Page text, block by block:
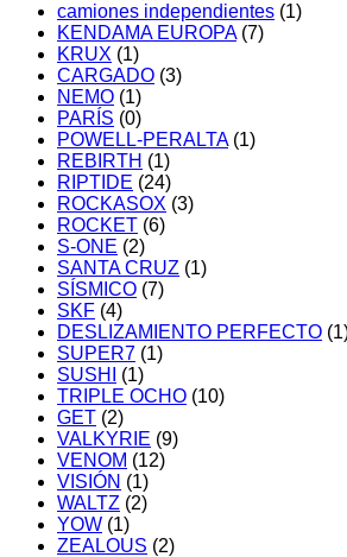
camiones independientes (1)
KENDAMA EUROPA (7)
KRUX (1)
CARGADO (3)
NEMO (1)
PARÍS (0)
POWELL-PERALTA (1)
REBIRTH (1)
RIPTIDE (24)
ROCKASOX (3)
ROCKET (6)
S-ONE (2)
SANTA CRUZ (1)
SÍSMICO (7)
SKF (4)
DESLIZAMIENTO PERFECTO
SUPER7 (1)
SUSHI
(1)
TRIPLE OCHO (10)
GET (2)
VALKYRIE (9)
VENOM (12)
VISIÓN (1)
WALTZ (2)
YOW (1)
ZEALOUS (2)